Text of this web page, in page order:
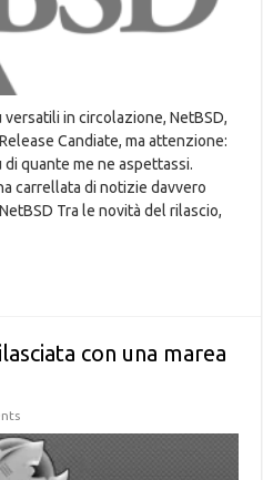
in circolazione, NetBSD,
Candiate, ma attenzione:
di quante me ne aspettassi.
carrellata di notizie davvero
Tra le novità del rilascio,
con una marea